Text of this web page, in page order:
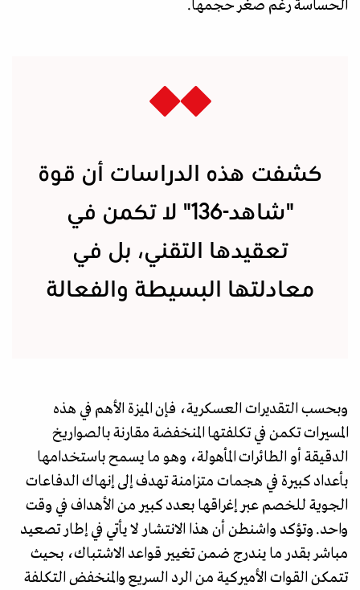
الحساسة رغم صغر حجمها.
كشفت هذه الدراسات أن قوة
"شاهد-136" لا تكمن في
تعقيدها التقني، بل في
معادلتها البسيطة والفعالة
وبحسب التقديرات العسكرية، فإن الميزة الأهم في هذه
المسيرات تكمن في تكلفتها المنخفضة مقارنة بالصواريخ
الدقيقة أو الطائرات المأهولة، وهو ما يسمح باستخدامها
بأعداد كبيرة في هجمات متزامنة تهدف إلى إنهاك الدفاعات
الجوية للخصم عبر إغراقها بعدد كبير من الأهداف في وقت
واحد. وتؤكد واشنطن أن هذا الانتشار لا يأتي في إطار تصعيد
مباشر بقدر ما يندرج ضمن تغيير قواعد الاشتباك، بحيث
تتمكن القوات الأميركية من الرد السريع والمنخفض التكلفة